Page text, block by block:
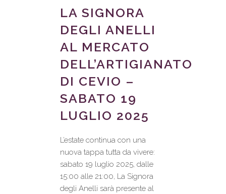
LA SIGNORA
DEGLI ANELLI
AL MERCATO
DELL’ARTIGIANATO
DI CEVIO –
SABATO 19
LUGLIO 2025
L’estate continua con una
nuova tappa tutta da vivere:
sabato 19 luglio 2025, dalle
15:00 alle 21:00, La Signora
degli Anelli sarà presente al